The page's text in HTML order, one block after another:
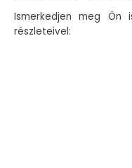
Ismerkedjen meg Ön
részleteivel: